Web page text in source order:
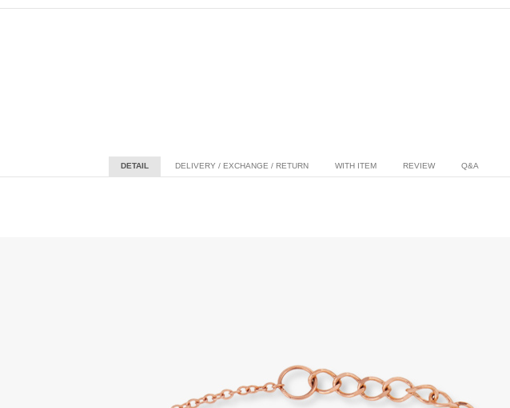
DETAIL DELIVERY / EXCHANGE / RETURN WITH ITEM REVIEW Q&A